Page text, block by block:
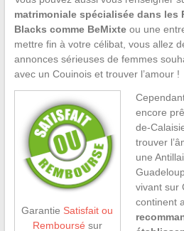
matrimoniale spécialisée dans les
Blacks comme BeMixteou une
mettre fin à votre célibat, vous allez
annonces sérieuses de femmes
avec un Couinois et trouver l’amour !
Garantie Satisfait ou
Remboursé sur
encore
de-
trouver
une
vivant sur
continent